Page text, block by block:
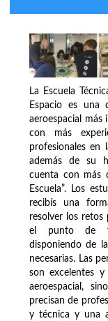
La Escuela
Espacio es una
aeroespacial más
con más
profesionales en
además de su
cuenta con más
Escuela”. Los
recibís una
resolver los retos
el punto de
disponiendo de
necesarias. Las
son excelentes
aeroespacial,
precisan de
y técnica y una